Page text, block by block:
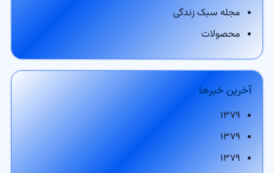
مجله سبک زندگی
محصولات
آخرین خبرها
۱۳۷۹
۱۳۷۹
۱۳۷۹